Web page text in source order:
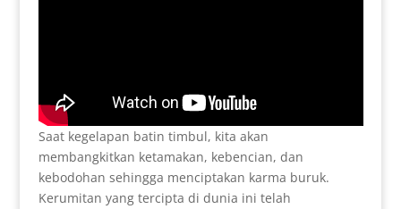
Saat kegelapan batin timbul, kita akan
membangkitkan ketamakan, kebencian, dan
kebodohan sehingga menciptakan karma buruk.
Kerumitan yang tercipta di dunia ini telah